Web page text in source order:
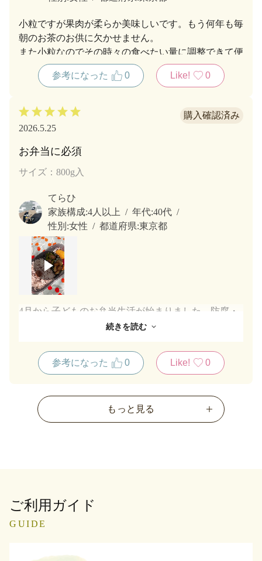
小粒ですが果肉が柔らか美味しいです。もう何年も毎
朝のお茶のお供に欠かせません。
また小粒なのでその時々の食べたい量に調整できて便
利です。
参考になった
0 Like! 0
2026.5.25
お弁当に必須
サイズ：800g入
てらひ
家族構成:4人以上 年代:40代
性別:女性 都道府県:東京都
4月から子どものお弁当生活が始まりました。防腐・
殺菌効果も期待して、ご飯の上にこちらを乗せていま
梅と、京小梅以外の梅は食べません。こちらの美味し
さを知ってしまうと、他では満足いかず。これからも
続きを読む
参考になった 0 Like! 0
もっと見る
ご利用ガイド
GUIDE